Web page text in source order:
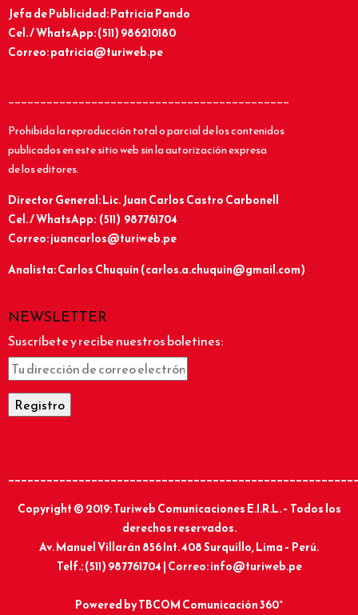
Jefa de Publicidad: Patricia Pando
Cel. / WhatsApp: (511) 986210180
Correo: patricia@turiweb.pe
____________________________________________
Prohibida la reproducción total o parcial de los contenidos
publicados en este sitio web sin la autorización expresa
de los editores.
Director General: Lic.Juan Carlos Castro Carbonell
Cel. / WhatsApp: (511) 987761704
Correo: juancarlos@turiweb.pe
Analista: Carlos Chuquín (carlos.a.chuquin@gmail.com)
NEWSLETTER
Suscríbete y recibe nuestros boletines:
Copyright © 2019: Turiweb Comunicaciones E.I.R.L. – Todos los
derechos reservados.
Av. Manuel Villarán 856 Int. 408 Surquillo, Lima – Perú.
Telf.: (511) 987761704 | Correo: info@turiweb.pe
Powered byTBCOM Comunicación 360°